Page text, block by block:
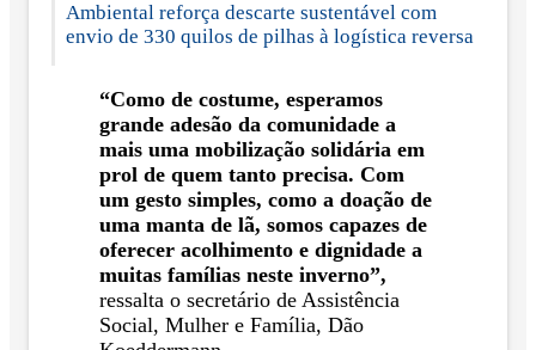
Ambiental reforça descarte sustentável com
envio de 330 quilos de pilhas à logística reversa
“Como de costume, esperamos
grande adesão da comunidade a
mais uma mobilização solidária em
prol de quem tanto precisa. Com
um gesto simples, como a doação de
uma manta de lã, somos capazes de
oferecer acolhimento e dignidade a
muitas famílias neste inverno”,
ressalta o secretário de Assistência
Social, Mulher e Família, Dão